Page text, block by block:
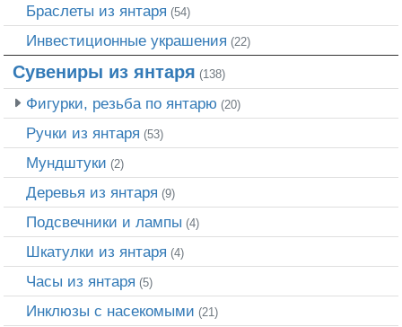
Браслеты из янтаря (54)
Инвестиционные украшения (22)
Сувениры из янтаря (138)
Фигурки, резьба по янтарю (20)
Ручки из янтаря (53)
Мундштуки (2)
Деревья из янтаря (9)
Подсвечники и лампы (4)
Шкатулки из янтаря (4)
Часы из янтаря (5)
Инклюзы с насекомыми (21)